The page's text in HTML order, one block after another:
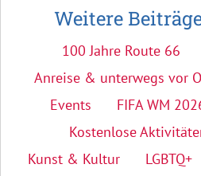
Weitere
100 Jahre Route 66
Anreise & unterwegs vor
Events
FIFA WM
Kostenlose
Kunst & Kultur
LGBTQ+